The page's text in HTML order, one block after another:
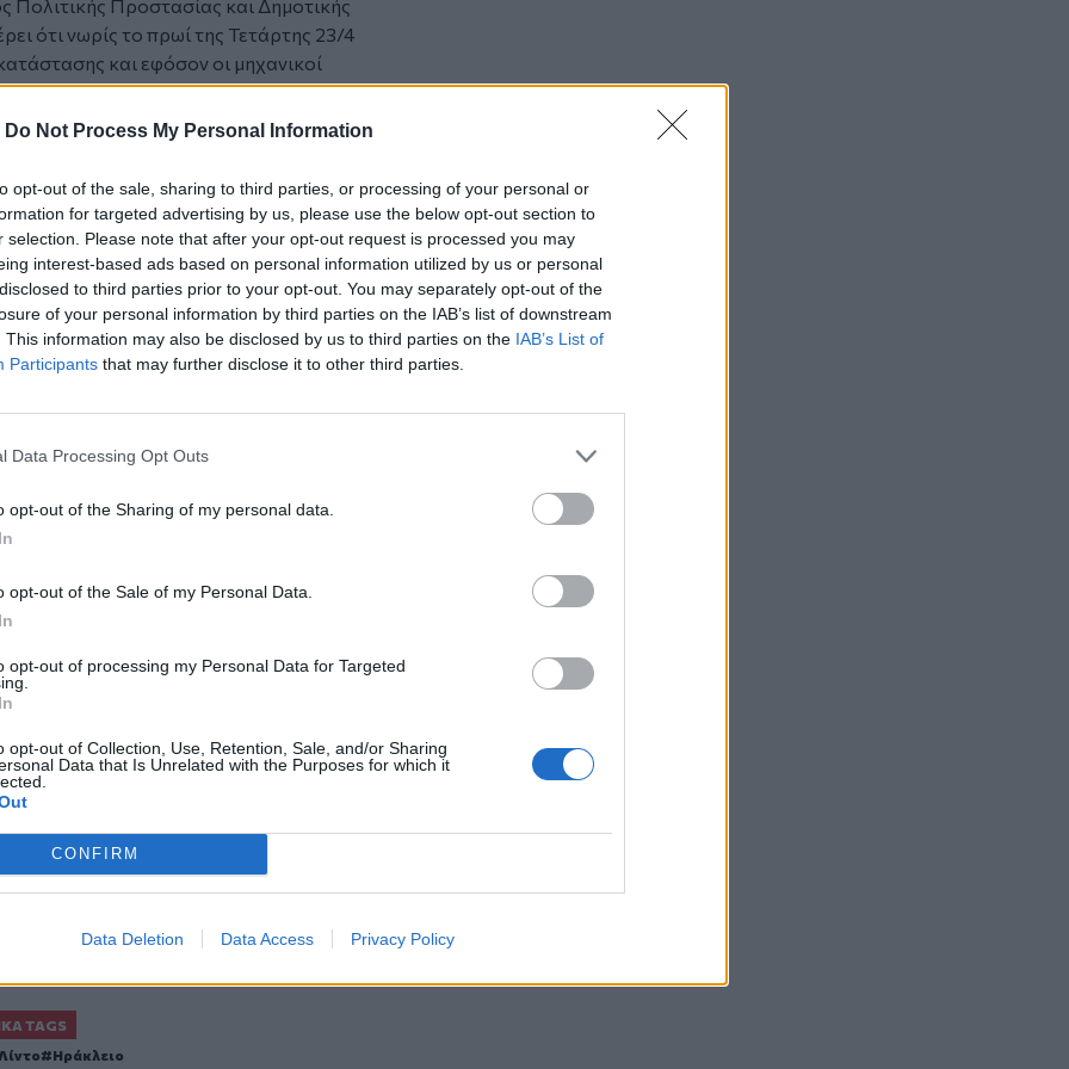
Do Not Process My Personal Information
opt-out of the sale, sharing to third parties, or processing of your personal or
for targeted advertising by us, please use the below opt-out section to
selection. Please note that after your opt-out request is processed you may
interest-based ads based on personal information utilized by us or personal
to third parties prior to your opt-out. You may separately opt-out of the
of your personal information by third parties on the IAB’s list of downstream
This information may also be disclosed by us to third parties on the IAB’s List of
Participants that may further disclose it to other third parties.
Data Processing Opt Outs
opt-out of the Sharing of my personal data.
opt-out of the Sale of my Personal Data.
opt-out of processing my Personal Data for Targeted
opt-out of Collection, Use, Retention, Sale, and/or Sharing
Data that Is Unrelated with the Purposes for which it
CONFIRM
Data Deletion Data Access Privacy Policy
Πολιτικής Προστασίας και Δημοτικής
ότι νωρίς το πρωί της Τετάρτης 23/4
και εφόσον οι μηχανικοί
θα ζητήσει να κλείσει αυτή τη
αποτρέπεται η παράκαμψη τους.
τηνΚρήτηκαι τοΗράκλειο
Καλούς Λιμένες
γίνεται ταινία με πρωταγωνιστή τον
μας στοYouTube
TAGS
Λίντο Ηράκλειο
δύο Ι.Χ.
15:05